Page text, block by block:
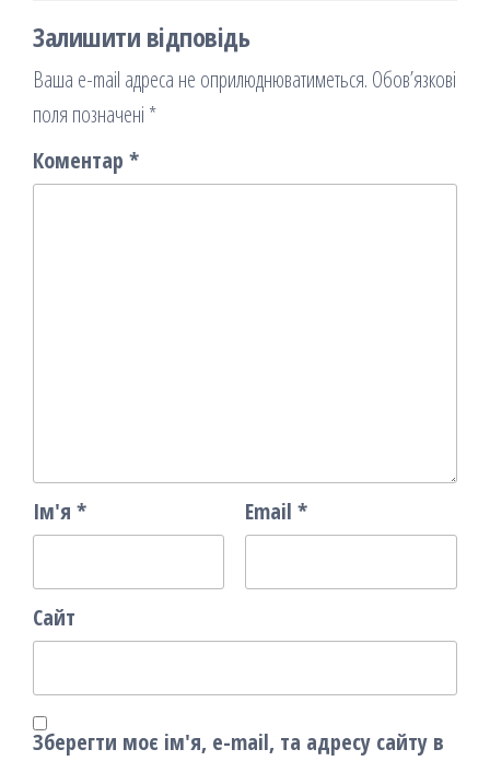
Залишити відповідь
Ваша e-mail адреса не оприлюднюватиметься. Обов’язкові
поля позначені *
Коментар *
Ім'я * Email *
Сайт
Зберегти моє ім'я, e-mail, та адресу сайту в